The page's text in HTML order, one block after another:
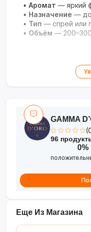
• Аромат — яркий
• Назначение —
• Тип — спрей или
• Объём —
Еще Из Магазина
GAMMA
96
0%